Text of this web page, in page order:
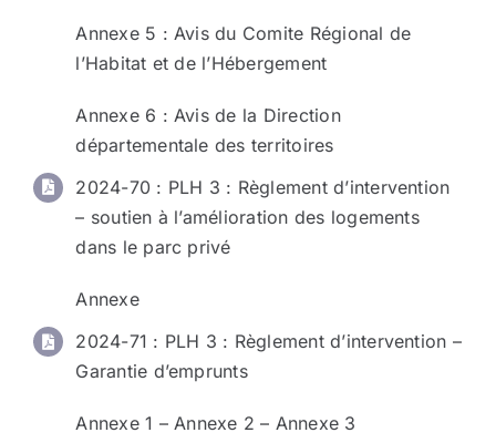
Annexe 5 : Avis du Comite Régional de
l’Habitat et de l’Hébergement
Annexe 6 : Avis de la Direction
départementale des territoires
2024-70 : PLH 3 : Règlement d’intervention
– soutien à l’amélioration des logements
dans le parc privé
Annexe
2024-71 : PLH 3 : Règlement d’intervention –
Garantie d’emprunts
Annexe 1 – Annexe 2 – Annexe 3